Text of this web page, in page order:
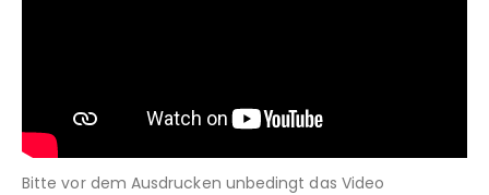
Bitte vor dem Ausdrucken unbedingt das Video